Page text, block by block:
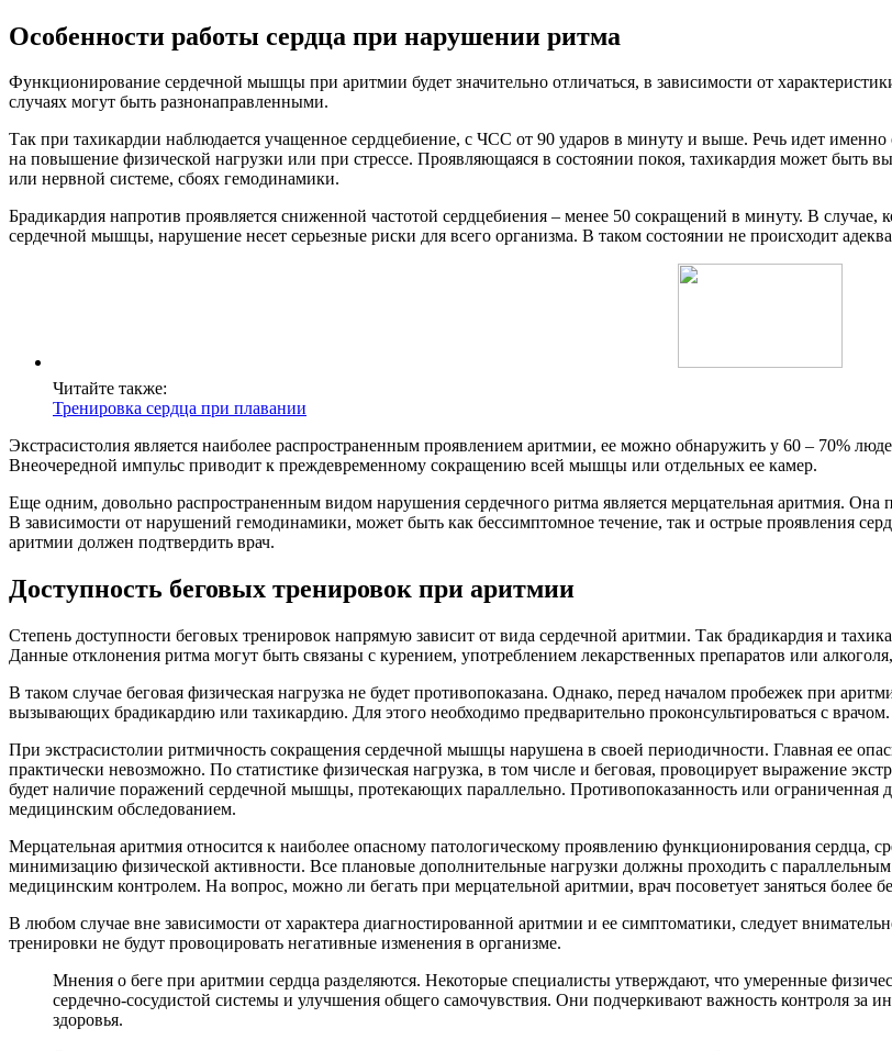
Особенности работы сердца при нарушении ритма
Функционирование сердечной мышцы при аритмии будет значительно отличаться, в зависимости от
случаях могут быть разнонаправленными.
Так при тахикардии наблюдается учащенное сердцебиение, с ЧСС от 90 ударов в минуту и выше. Речь идет
на повышение физической нагрузки или при стрессе. Проявляющаяся в состоянии покоя, тахикардия может быть
или нервной системе, сбоях гемодинамики.
Брадикардия напротив проявляется сниженной частотой сердцебиения – менее 50 сокращений в минуту. В случае,
сердечной мышцы, нарушение несет серьезные риски для всего организма. В таком состоянии не происходит
Читайте также:
Тренировка сердца при плавании
Экстрасистолия является наиболее распространенным проявлением аритмии, ее можно обнаружить у 60 – 70%
Внеочередной импульс приводит к преждевременному сокращению всей мышцы или отдельных ее камер.
Еще одним, довольно распространенным видом нарушения сердечного ритма является мерцательная аритмия.
В зависимости от нарушений гемодинамики, может быть как бессимптомное течение, так и острые проявления
аритмии должен подтвердить врач.
Доступность беговых тренировок при аритмии
Степень доступности беговых тренировок напрямую зависит от вида сердечной аритмии. Так брадикардия и
Данные отклонения ритма могут быть связаны с курением, употреблением лекарственных препаратов или
В таком случае беговая физическая нагрузка не будет противопоказана. Однако, перед началом пробежек при
вызывающих брадикардию или тахикардию. Для этого необходимо предварительно проконсультироваться с врачом.
При экстрасистолии ритмичность сокращения сердечной мышцы нарушена в своей периодичности. Главная ее
практически невозможно. По статистике физическая нагрузка, в том числе и беговая, провоцирует выражение
будет наличие поражений сердечной мышцы, протекающих параллельно. Противопоказанность или ограниченная
медицинским обследованием.
Мерцательная аритмия относится к наиболее опасному патологическому проявлению функционирования сердца,
минимизацию физической активности. Все плановые дополнительные нагрузки должны проходить с
медицинским контролем. На вопрос, можно ли бегать при мерцательной аритмии, врач посоветует заняться более
В любом случае вне зависимости от характера диагностированной аритмии и ее симптоматики, следует
тренировки не будут провоцировать негативные изменения в организме.
Мнения о беге при аритмии сердца разделяются. Некоторые специалисты утверждают, что умеренные
сердечно-сосудистой системы и улучшения общего самочувствия. Они подчеркивают важность контроля за
здоровья.